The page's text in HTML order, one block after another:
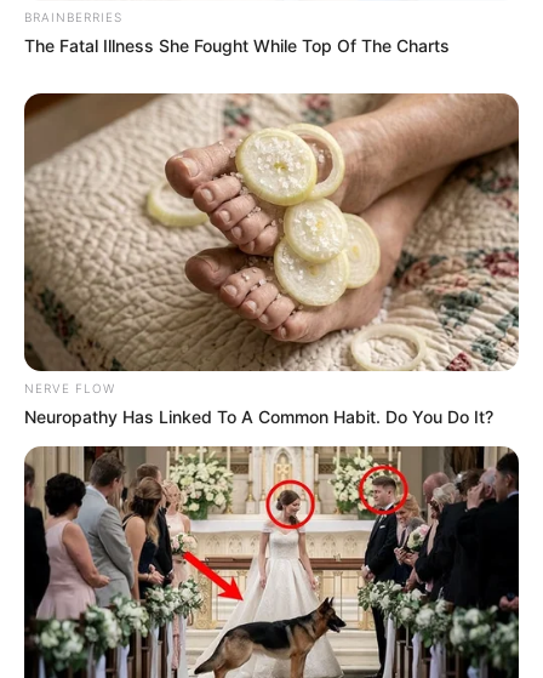
BRAINBERRIES
The Fatal Illness She Fought While Top Of The Charts
NERVE FLOW
Neuropathy Has Linked To A Common Habit. Do You Do It?